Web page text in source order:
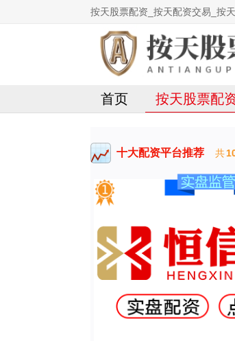
按天股票配资_按天配资交易_按
首页 按天股票配
十大配资平台推荐 共